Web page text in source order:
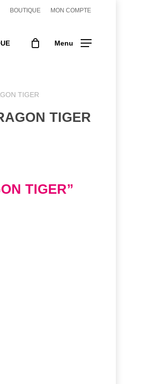
BOUTIQUE MON COMPTE
Menu
TIGER
TIGER
TIGER”